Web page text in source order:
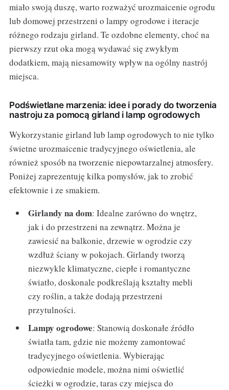
miało swoją duszę, warto rozważyć urozmaicenie ogrodu
lub domowej przestrzeni o lampy ogrodowe i iteracje
różnego rodzaju girland. Te ozdobne elementy, choć na
pierwszy rzut oka mogą wydawać się zwykłym
dodatkiem, mają niesamowity wpływ na ogólny nastrój
miejsca.
Podświetlane marzenia: idee i porady do tworzenia
nastroju za pomocą girland i lamp ogrodowych
Wykorzystanie girland lub lamp ogrodowych to nie tylko
świetne urozmaicenie tradycyjnego oświetlenia, ale
również sposób na tworzenie niepowtarzalnej atmosfery.
Poniżej zaprezentuję kilka pomysłów, jak to zrobić
efektownie i ze smakiem.
Girlandy na dom: Idealne zarówno do wnętrz,
jak i do przestrzeni na zewnątrz. Można je
zawiesić na balkonie, drzewie w ogrodzie czy
wzdłuż ściany w pokojach. Girlandy tworzą
niezwykle klimatyczne, ciepłe i romantyczne
światło, doskonale podkreślają kształty mebli
czy roślin, a także dodają przestrzeni
przytulności.
Lampy ogrodowe: Stanowią doskonałe źródło
światła tam, gdzie nie możemy zamontować
tradycyjnego oświetlenia. Wybierając
odpowiednie modele, można nimi oświetlić
ścieżki w ogrodzie, taras czy miejsca do